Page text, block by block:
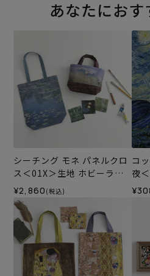
あなたにお
シーチング モネ パネルクロ
ス＜01X＞生地 ホビーラホ
ビーレデザインコレクショ
ン
¥2,860 (税込)
コ
夜
ビ